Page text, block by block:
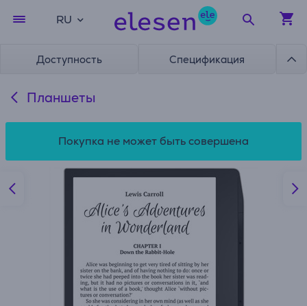
RU
Доступность Спецификация
Планшеты
Покупка не может быть совершена